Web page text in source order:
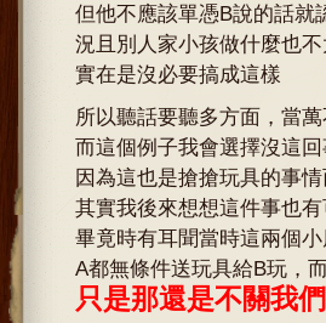
但他不應該單憑B說的話就
況且別人家小孩做什麼也
實在是沒必要搞成這樣
所以聽話要聽多方面，當
而這個例子我會選擇沒這
因為這也是搶搶玩具的事
其實我後來想想這件事也
畢竟時有耳聞當時這兩個
A都無條件送玩具給B玩，
只是那還是不關我們